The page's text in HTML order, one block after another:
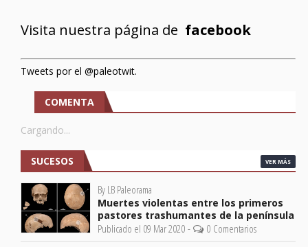
Visita nuestra página de facebook
Tweets por el @paleotwit.
COMENTA
Cargando...
SUCESOS VER MÁS
By LB Paleorama
Muertes violentas entre los primeros
pastores trashumantes de la península
Publicado el 09 Mar 2020 -
0 Comentarios